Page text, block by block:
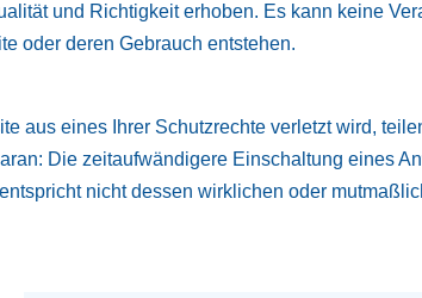
und Richtigkeit erhoben. Es kann keine
oder deren Gebrauch entstehen.
aus eines Ihrer Schutzrechte verletzt wird,
Die zeitaufwändigere Einschaltung eines
nicht dessen wirklichen oder